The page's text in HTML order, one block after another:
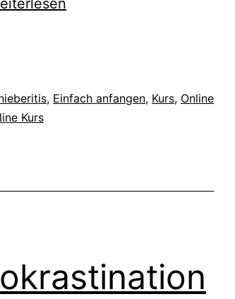
, Einfach anfangen, Kurs, Online
Kurs